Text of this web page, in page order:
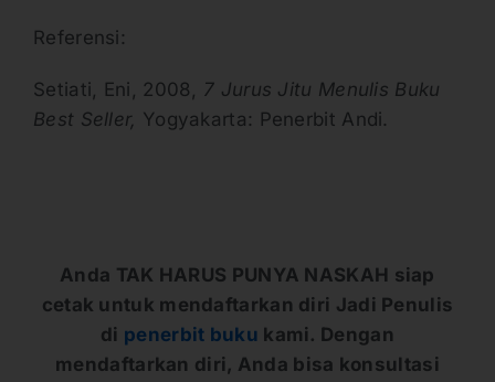
Referensi:
Setiati, Eni, 2008, 7 Jurus Jitu Menulis Buku
Best Seller, Yogyakarta: Penerbit Andi.
Anda TAK HARUS PUNYA NASKAH siap
cetak untuk mendaftarkan diri Jadi Penulis
di penerbit buku kami. Dengan
mendaftarkan diri, Anda bisa konsultasi